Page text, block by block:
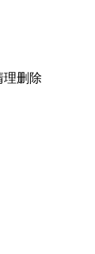
理删除